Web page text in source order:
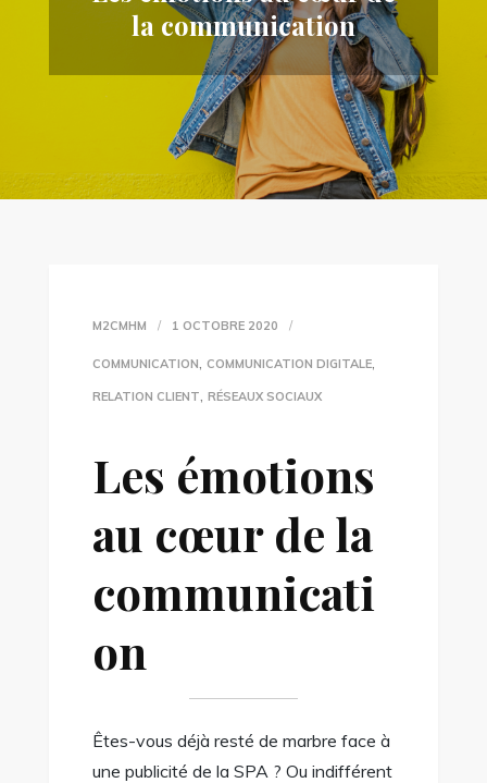
la communication
M2CMHM 1 OCTOBRE 2020
COMMUNICATION COMMUNICATION DIGITALE,
RELATION CLIENT RÉSEAUX SOCIAUX
Les émotions
au cœur de la
communicati
on
Êtes-vous déjà resté de marbre face à
une publicité de la SPA ? Ou indifférent